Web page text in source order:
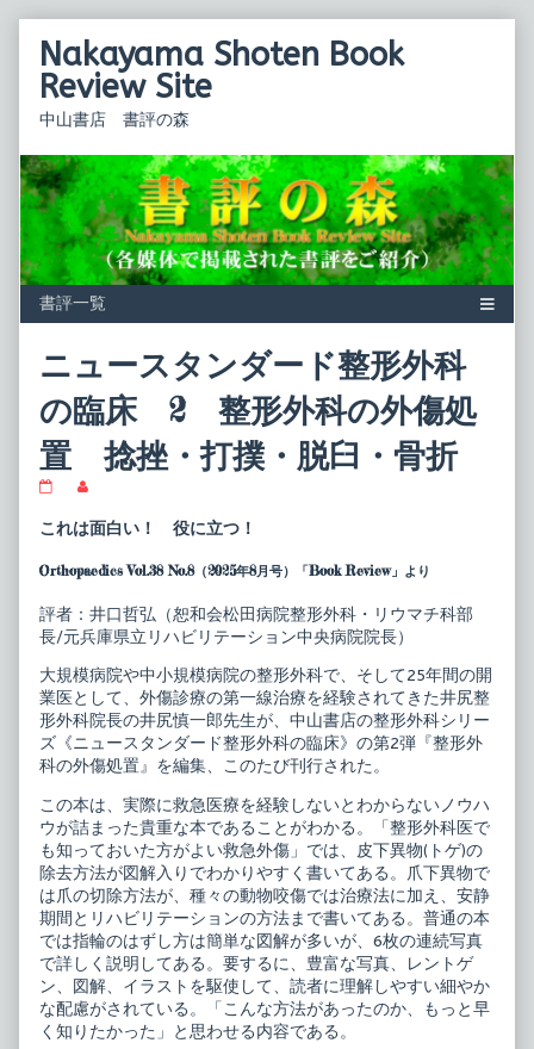
contentNakayama Shoten Book
Review Site
中山書店 書評の森
ニュースタンダード整形外科
の臨床 2 整形外科の外傷処
置 捻挫・打撲・脱臼・骨折
ー
ス
ン
ー
ド
整
形
外
科
の
臨
床
2
形
外
科
の
外
傷
処
置
捻
挫・
撲・
脱
臼・
posts
by
author
ニ
ュ
ー
ス
タ
ン
ダ
ド
整
外
科
の
臨
床
2
整
形
外
科
の
外
傷
処
これは面白い！ 役に立つ！
Orthopaedics Vol.38 No.8（2025年8月号）「Book Review」より
評者：井口哲弘（恕和会松田病院整形外科・リウマチ科部
長/元兵庫県立リハビリテーション中央病院院長）
大規模病院や中小規模病院の整形外科で、そして25年間の開
業医として、外傷診療の第一線治療を経験されてきた井尻整
形外科院長の井尻慎一郎先生が、中山書店の整形外科シリー
ズ《ニュースタンダード整形外科の臨床》の第2弾『整形外
科の外傷処置』を編集、このたび刊行された。
この本は、実際に救急医療を経験しないとわからないノウハ
ウが詰まった貴重な本であることがわかる。「整形外科医で
も知っておいた方がよい救急外傷」では、皮下異物(トゲ)の
除去方法が図解入りでわかりやすく書いてある。爪下異物で
は爪の切除方法が、種々の動物咬傷では治療法に加え、安静
期間とリハビリテーションの方法まで書いてある。普通の本
では指輪のはずし方は簡単な図解が多いが、6枚の連続写真
で詳しく説明してある。要するに、豊富な写真、レントゲ
ン、図解、イラストを駆使して、読者に理解しやすい細やか
な配慮がされている。「こんな方法があったのか、もっと早
く知りたかった」と思わせる内容である。